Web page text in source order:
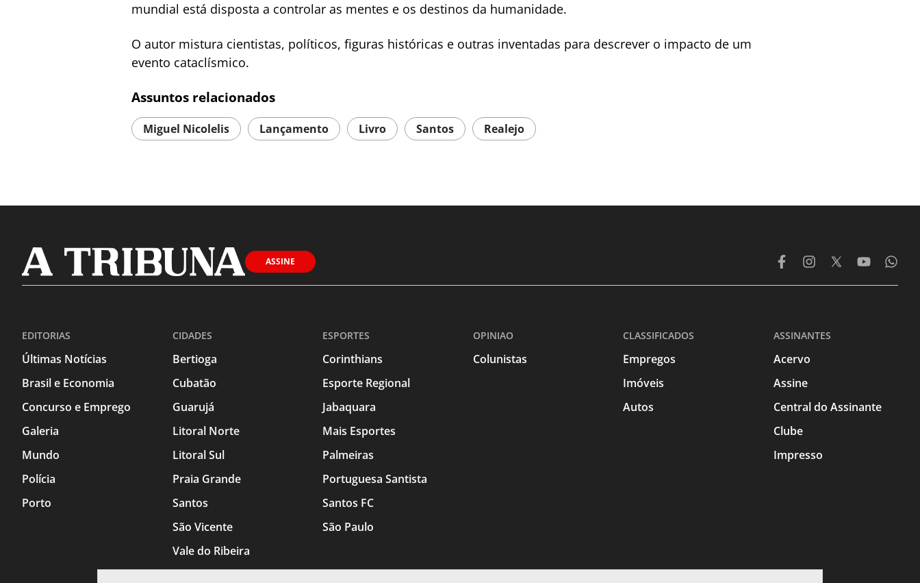
mundial está disposta a controlar as mentes e os destinos da humanidade.
O autor mistura cientistas, políticos, figuras históricas e outras inventadas para descrever o impacto de um
evento cataclísmico.
Assuntos relacionados
Miguel Nicolelis Lançamento Livro Santos Realejo
ASSINE
EDITORIAS
Últimas Notícias
Brasil e Economia
Concurso e Emprego
Galeria
Mundo
Polícia
Porto
CIDADES
Bertioga
Cubatão
Guarujá
Litoral Norte
Litoral Sul
Praia Grande
Santos
São Vicente
Vale do Ribeira
ESPORTES
Corinthians
Esporte Regional
Jabaquara
Mais Esportes
Palmeiras
Portuguesa Santista
Santos FC
São Paulo
OPINIAO
Colunistas
CLASSIFICADOS
Empregos
Imóveis
Autos
ASSINANTES
Acervo
Assine
Central do Assinante
Clube
Impresso